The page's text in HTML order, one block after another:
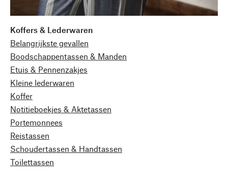
Koffers & Lederwaren
Belangrijkste gevallen
Boodschappentassen & Manden
Etuis & Pennenzakjes
Kleine lederwaren
Koffer
Notitieboekjes & Aktetassen
Portemonnees
Reistassen
Schoudertassen & Handtassen
Toilettassen